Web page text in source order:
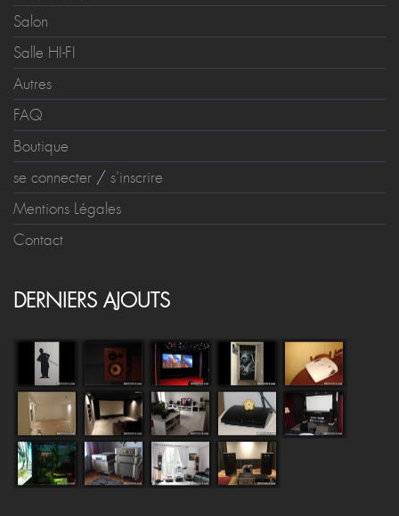
Salon
Salle HI-FI
Autres
FAQ
Boutique
se connecter / s'inscrire
Mentions Légales
Contact
DERNIERS AJOUTS